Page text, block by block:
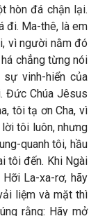
hòn đá chận lại.
đi. Ma-thê, là em
vì người nằm đó
chẳng từng nói
vinh-hiển của
Đức Chúa Jêsus
tôi tạ ơn Cha, vì
tôi luôn, nhưng
quanh tôi, hầu
tôi đến. Khi Ngài
La-xa-rơ, hãy
liệm và mặt thì
rằng: Hãy mở